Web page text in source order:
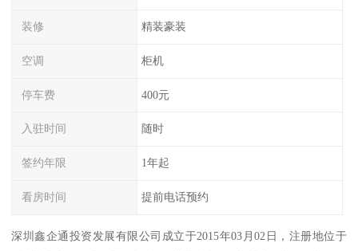
装修 精装豪装
空调 柜机
停车费 400元
入驻时间 随时
签约年限 1年起
看房时间 提前电话预约
深圳鑫企通投资发展有限公司成立于2015年03月02日，注册地位于